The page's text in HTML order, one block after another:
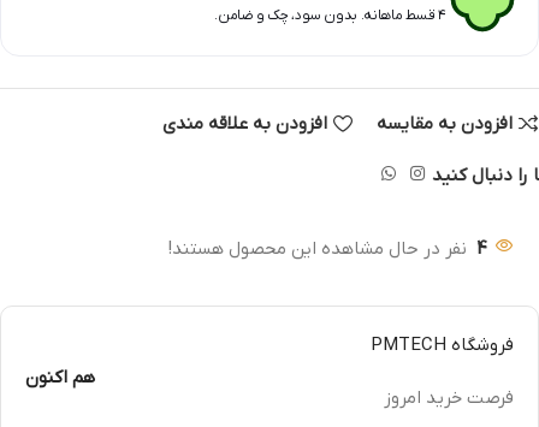
۴ قسط ماهانه. بدون سود، چک و ضامن.
افزودن به مقایسه افزودن به علاقه مندی
را دنبال کنید
4 نفر در حال مشاهده این محصول هستند!
فروشگاه PMTECH
فرصت خرید امروز
هم اکنون